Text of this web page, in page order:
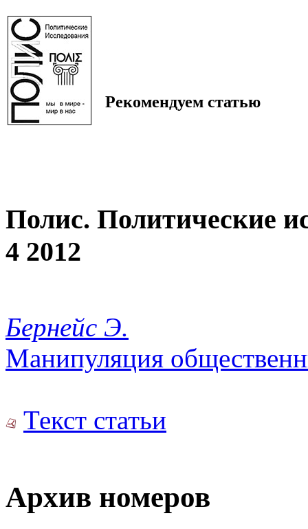
Рекомендуем статью
Полис. Политические
4 2012
Бернейс Э.
Манипуляция
Текст статьи
Архив номеров